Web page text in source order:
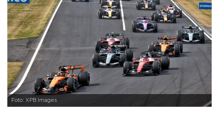
Foto: XPB Images